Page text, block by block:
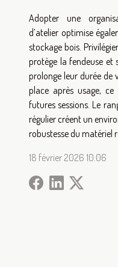
Adopter une
d’atelier optimise
stockage bois.
protège la fendeuse et
prolonge leur durée de
place après usage,
futures sessions. Le
régulier créent un
robustesse du matériel
18 février 2026 10:06